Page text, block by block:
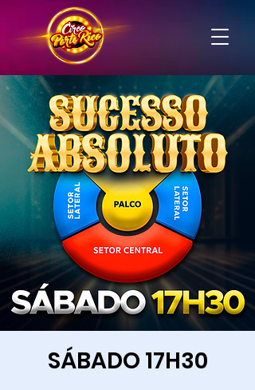
SÁBADO 17H30